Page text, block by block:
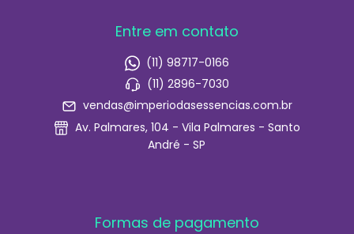
Entre em contato
(11) 98717-0166
(11) 2896-7030
vendas@imperiodasessencias.com.br
Av. Palmares, 104 - Vila Palmares - Santo
André - SP
Formas de pagamento